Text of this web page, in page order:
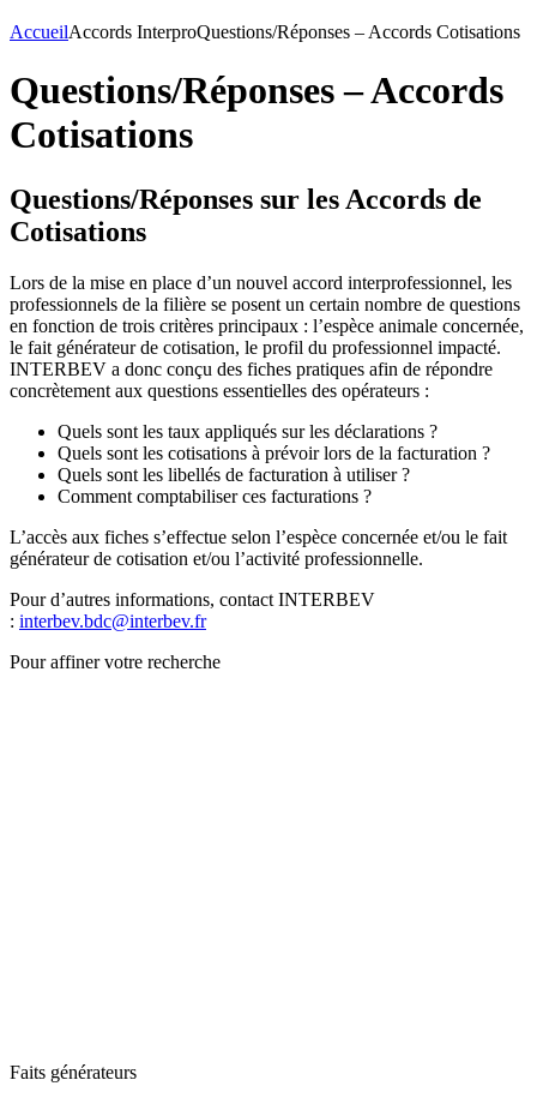
AccueilAccords InterproQuestions/Réponses – Accords Cotisations
Questions/Réponses – Accords
Cotisations
Questions/Réponses sur les Accords de
Cotisations
Lors de la mise en place d’un nouvel accord interprofessionnel, les
professionnels de la filière se posent un certain nombre de questions
en fonction de trois critères principaux : l’espèce animale concernée,
le fait générateur de cotisation, le profil du professionnel impacté.
INTERBEV a donc conçu des fiches pratiques afin de répondre
concrètement aux questions essentielles des opérateurs :
Quels sont les taux appliqués sur les déclarations ?
Quels sont les cotisations à prévoir lors de la facturation ?
Quels sont les libellés de facturation à utiliser ?
Comment comptabiliser ces facturations ?
L’accès aux fiches s’effectue selon l’espèce concernée et/ou le fait
générateur de cotisation et/ou l’activité professionnelle.
Pour d’autres informations, contact INTERBEV
: interbev.bdc@interbev.fr
Pour affiner votre recherche
Faits générateurs